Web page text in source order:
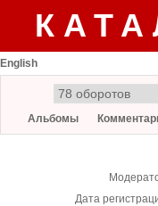
English
Альбомы
Дата